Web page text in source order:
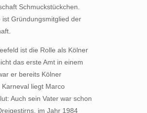
Schmuckstückchen.
ist Gründungsmitglied der
ist die Rolle als Kölner
das erste Amt in einem
er bereits Kölner
liegt Marco
Auch sein Vater war schon
im Jahr 1984